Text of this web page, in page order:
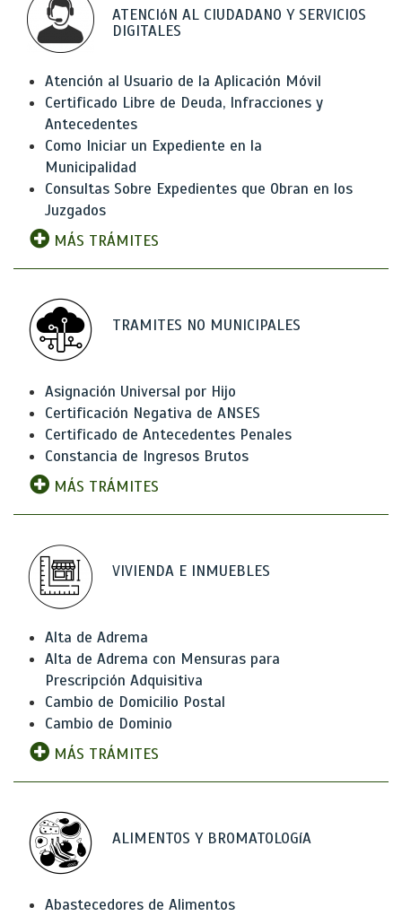
ATENCIóN AL CIUDADANO Y SERVICIOS
DIGITALES
Atención al Usuario de la Aplicación Móvil
Certificado Libre de Deuda, Infracciones y
Antecedentes
Como Iniciar un Expediente en la
Municipalidad
Consultas Sobre Expedientes que Obran en los
Juzgados
MÁS TRÁMITES
TRAMITES NO MUNICIPALES
Asignación Universal por Hijo
Certificación Negativa de ANSES
Certificado de Antecedentes Penales
Constancia de Ingresos Brutos
MÁS TRÁMITES
VIVIENDA E INMUEBLES
Alta de Adrema
Alta de Adrema con Mensuras para
Prescripción Adquisitiva
Cambio de Domicilio Postal
Cambio de Dominio
MÁS TRÁMITES
ALIMENTOS Y BROMATOLOGíA
Abastecedores de Alimentos